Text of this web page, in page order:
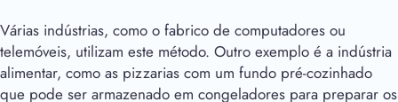
Várias indústrias, como o fabrico de computadores ou
telemóveis, utilizam este método. Outro exemplo é a indústria
alimentar, como as pizzarias com um fundo pré-cozinhado
que pode ser armazenado em congeladores para preparar os